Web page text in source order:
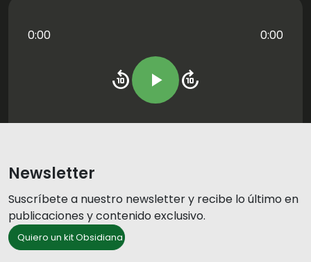
0:00 0:00
replay_10 play_arrow forward_10
Newsletter
Suscríbete a nuestro newsletter y recibe lo último en
publicaciones y contenido exclusivo.
Quiero un kit Obsidiana